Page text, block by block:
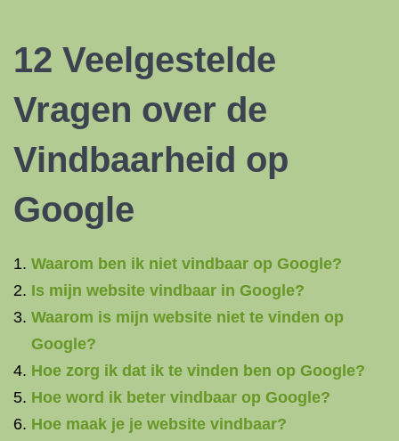
12 Veelgestelde
Vragen over de
Vindbaarheid op
Google
Waarom ben ik niet vindbaar op Google?
Is mijn website vindbaar in Google?
Waarom is mijn website niet te vinden op
Google?
Hoe zorg ik dat ik te vinden ben op Google?
Hoe word ik beter vindbaar op Google?
Hoe maak je je website vindbaar?